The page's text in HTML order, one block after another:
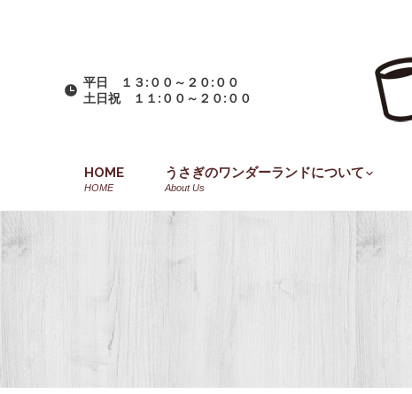
平日 １３:００～２０:００
土日祝 １１:００～２０:００
HOME
HOME
うさぎのワンダーランドについて
About Us